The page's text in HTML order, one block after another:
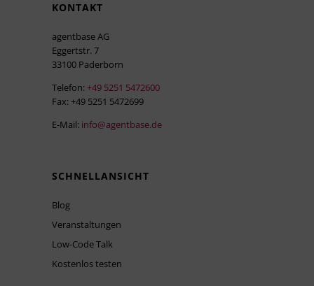
KONTAKT
agentbase AG
Eggertstr. 7
33100 Paderborn
Telefon: +49 5251 5472600
Fax: +49 5251 5472699
E-Mail: info@agentbase.de
SCHNELLANSICHT
Blog
Veranstaltungen
Low-Code Talk
Kostenlos testen